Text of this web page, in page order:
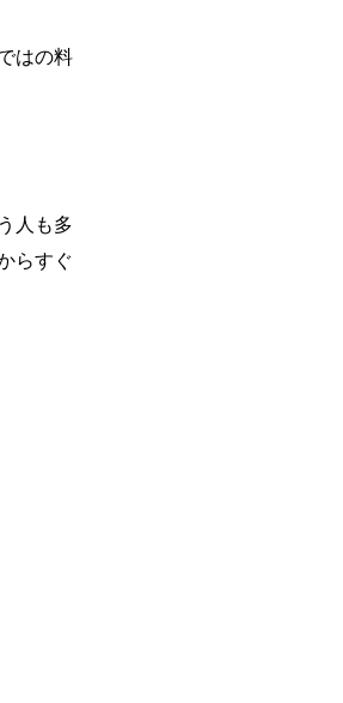
はの料
人も多
らすぐ